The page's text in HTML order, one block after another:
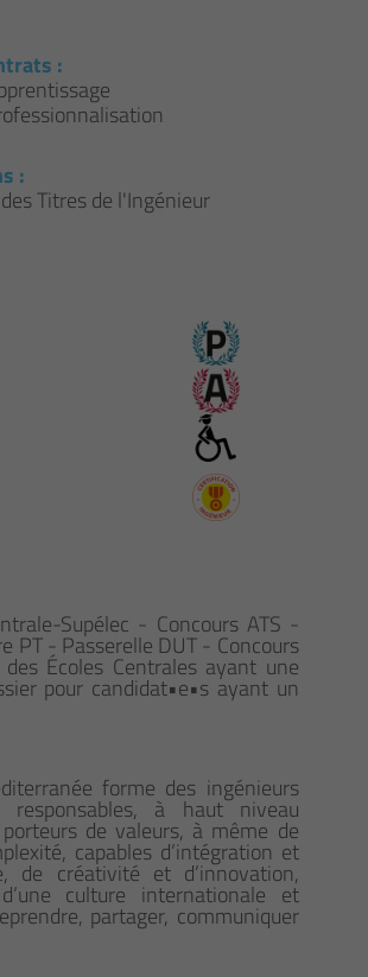
:
:
Titres de l'Ingénieur
Supélec - Concours ATS -
PT - Passerelle DUT - Concours
Écoles Centrales ayant une
pour candidat•e•s ayant un
forme des ingénieurs
responsables, à haut niveau
de valeurs, à même de
capables d’intégration et
de créativité et d’innovation,
culture internationale et
partager, communiquer